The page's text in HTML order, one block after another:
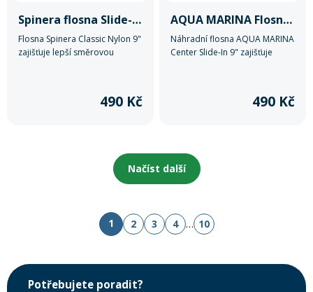
Spinera flosna Slide-in Classic Nylon 9''
Flosna Spinera Classic Nylon 9"
zajišťuje lepší směrovou
490 Kč
AQUA MARINA Flosna Center Slide-In 9''
Náhradní flosna AQUA MARINA
Center Slide-In 9" zajišťuje
490 Kč
Načíst další
1 2 3 4 … 10
Potřebujete poradit?